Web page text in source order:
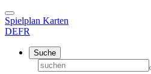
Spielplan Karten
DEFR
Suche